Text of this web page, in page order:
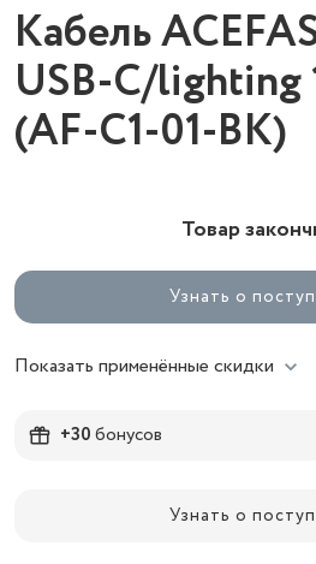
Кабель
USB-C/lighting
(AF-C1-01-BK)
Товар
Узнать о
Показать применённые скидки
+30бонусов
Узнать о